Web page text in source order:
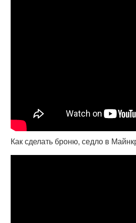
Как сделать броню, седло в